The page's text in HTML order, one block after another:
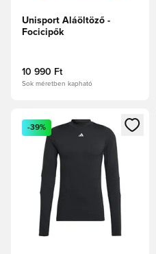
Unisport Aláöltöző -
Focicipők
10 990 Ft
Sok méretben kapható
Megnyit egy modált a
-39%